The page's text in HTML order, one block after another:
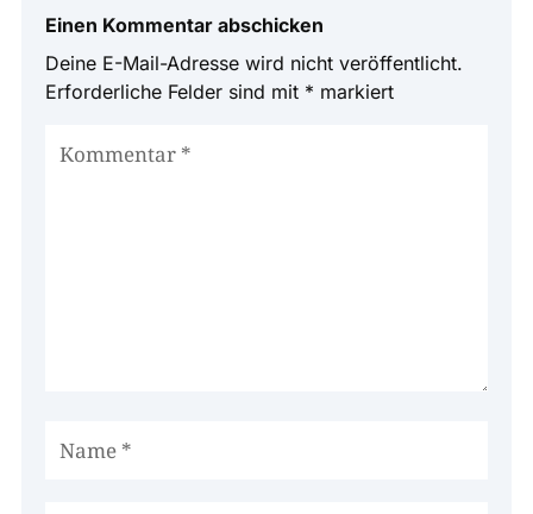
Einen Kommentar abschicken
Deine E-Mail-Adresse wird nicht veröffentlicht.
Erforderliche Felder sind mit * markiert